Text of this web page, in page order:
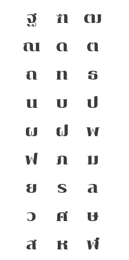
ฐ
ฑ
ฒ
ณ
ด
ต
ถ
ท
ธ
น
บ
ป
ผ
ฝ
พ
ฟ
ภ
ม
ย
ร
ล
ว
ศ
ษ
ส
ห
ฬ